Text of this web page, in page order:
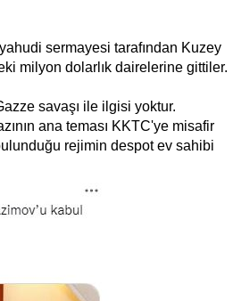
sermayesi tarafından Kuzey
milyon dolarlık dairelerine gittiler.
savaşı ile ilgisi yoktur.
ana teması KKTC'ye misafir
rejimin despot ev sahibi